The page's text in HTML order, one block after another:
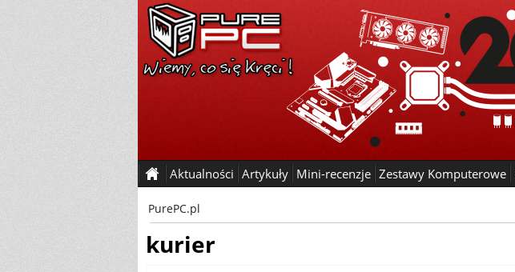
Aktualności Artykuły Mini-recenzje Zestawy Komputerowe
PurePC.pl
kurier